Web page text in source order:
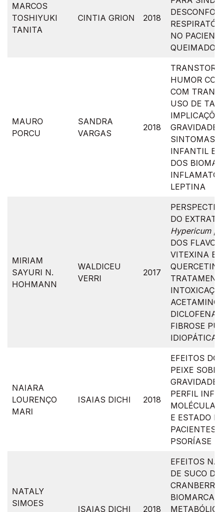
MARCOS
TOSHIYUKI
TANITA
CINTIA GRION 2018
NO
QUEIMADO
MAURO
PORCU
SANDRA
VARGAS
2018
HUMOR CO-
COM
USO DE
GRAVIDADE
SINTOMAS,
INFANTIL E
DOS
LEPTINA
MIRIAM
SAYURI N.
HOHMANN
WALDICEU
VERRI
2017
DO
Hypericum
DOS
VITEXINA E
FIBROSE
IDIOPÁTICA
NAIARA
LOURENÇO
MARI
ISAIAS DICHI 2018
EFEITOS DO
PEIXE
GRAVIDADE
PERFIL
E ESTADO
PACIENTES
PSORÍASE
NATALY
SIMOES
ISAIAS DICHI 2018
EFEITOS NA
DE SUCO DE